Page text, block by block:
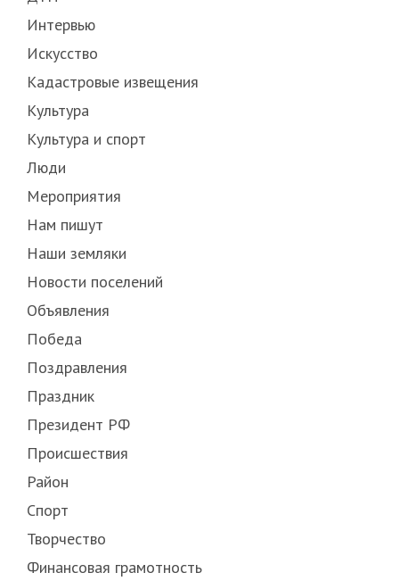
Интервью
Искусство
Кадастровые извещения
Культура
Культура и спорт
Люди
Мероприятия
Нам пишут
Наши земляки
Новости поселений
Объявления
Победа
Поздравления
Праздник
Президент РФ
Происшествия
Район
Спорт
Творчество
Финансовая грамотность